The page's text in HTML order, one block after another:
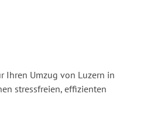
Ihren Umzug von Luzern in
stressfreien, effizienten